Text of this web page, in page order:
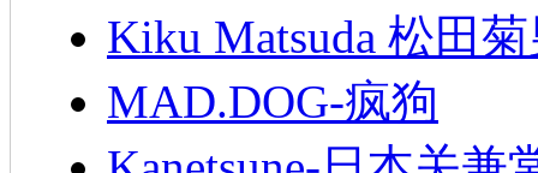
Kiku Matsuda 松田
MAD.DOG-疯狗